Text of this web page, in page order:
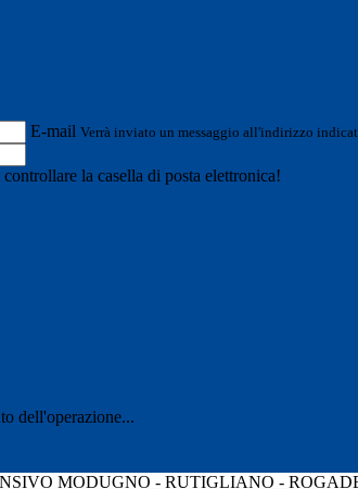
E-mail Verrà inviato un messaggio all'indirizzo
la casella di posta elettronica!
dell'operazione...